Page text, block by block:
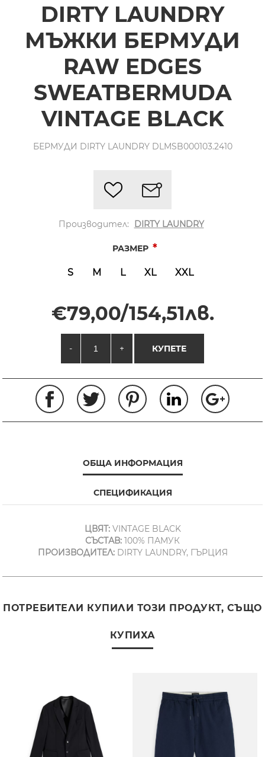
DIRTY LAUNDRY
МЪЖКИ БЕРМУДИ
RAW EDGES
SWEATBERMUDA
VINTAGE BLACK
БЕРМУДИ DIRTY LAUNDRY DLMSB000103.2410
Производител: DIRTY LAUNDRY
РАЗМЕР *
S M L XL XXL
€79,00/154,51лв.
- + КУПЕТЕ
ОБЩА ИНФОРМАЦИЯ
СПЕЦИФИКАЦИЯ
ЦВЯТ:VINTAGE BLACK
СЪСТАВ: 100% ПАМУК
ПРОИЗВОДИТЕЛ:DIRTY LAUNDRY, ГЪРЦИЯ
ПОТРЕБИТЕЛИ КУПИЛИ ТОЗИ ПРОДУКТ, СЪЩО
КУПИХА